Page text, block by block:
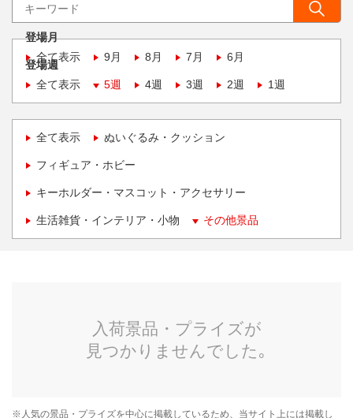
登場月
全て表示
9月 8月 7月 6月
登場週
全て表示
5週 4週 3週 2週 1週
全て表示 ぬいぐるみ・クッション
フィギュア・ホビー
キーホルダー・マスコット・アクセサリー
生活雑貨・インテリア・小物 その他景品